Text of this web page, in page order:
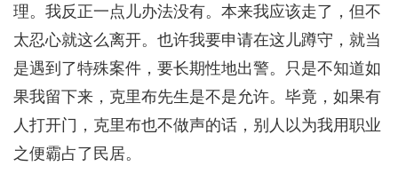
理。我反正一点儿办法没有。本来我应该走了，但不
太忍心就这么离开。也许我要申请在这儿蹲守，就当
是遇到了特殊案件，要长期性地出警。只是不知道如
果我留下来，克里布先生是不是允许。毕竟，如果有
人打开门，克里布也不做声的话，别人以为我用职业
之便霸占了民居。